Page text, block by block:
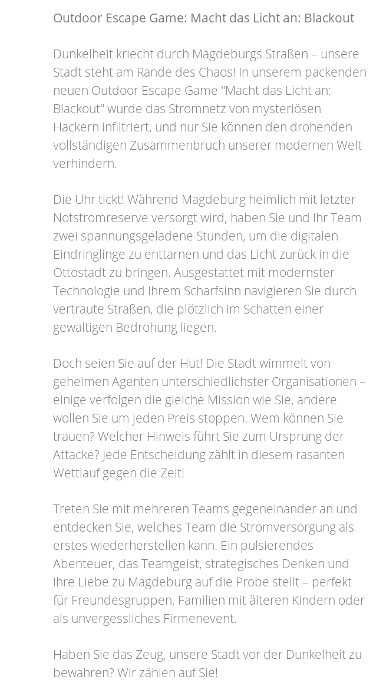
Outdoor Escape Game: Macht das Licht an: Blackout
Dunkelheit kriecht durch Magdeburgs Straßen – unsere
Stadt steht am Rande des Chaos! In unserem packenden
neuen Outdoor Escape Game "Macht das Licht an:
Blackout" wurde das Stromnetz von mysteriösen
Hackern infiltriert, und nur Sie können den drohenden
vollständigen Zusammenbruch unserer modernen Welt
verhindern.
Die Uhr tickt! Während Magdeburg heimlich mit letzter
Notstromreserve versorgt wird, haben Sie und Ihr Team
zwei spannungsgeladene Stunden, um die digitalen
Eindringlinge zu enttarnen und das Licht zurück in die
Ottostadt zu bringen. Ausgestattet mit modernster
Technologie und Ihrem Scharfsinn navigieren Sie durch
vertraute Straßen, die plötzlich im Schatten einer
gewaltigen Bedrohung liegen.
Doch seien Sie auf der Hut! Die Stadt wimmelt von
geheimen Agenten unterschiedlichster Organisationen –
einige verfolgen die gleiche Mission wie Sie, andere
wollen Sie um jeden Preis stoppen. Wem können Sie
trauen? Welcher Hinweis führt Sie zum Ursprung der
Attacke? Jede Entscheidung zählt in diesem rasanten
Wettlauf gegen die Zeit!
Treten Sie mit mehreren Teams gegeneinander an und
entdecken Sie, welches Team die Stromversorgung als
erstes wiederherstellen kann. Ein pulsierendes
Abenteuer, das Teamgeist, strategisches Denken und
Ihre Liebe zu Magdeburg auf die Probe stellt – perfekt
für Freundesgruppen, Familien mit älteren Kindern oder
als unvergessliches Firmenevent.
Haben Sie das Zeug, unsere Stadt vor der Dunkelheit zu
bewahren? Wir zählen auf Sie!